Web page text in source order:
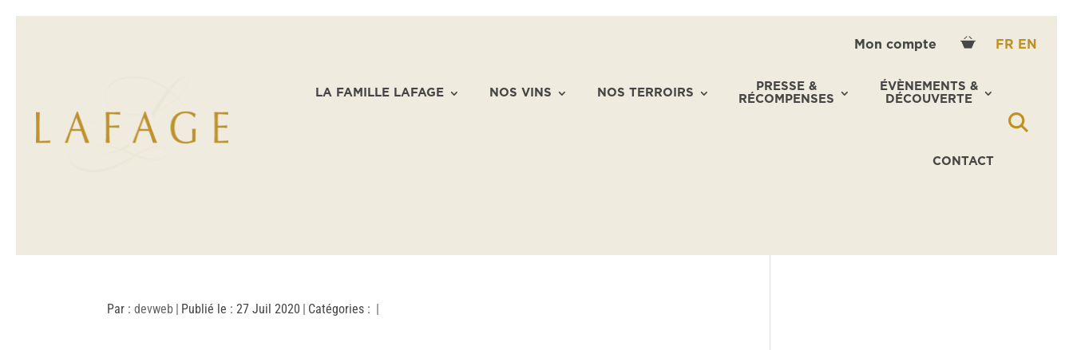
Mon compte FR EN
LA FAMILLE LAFAGE NOS VINS NOS TERROIRS
PRESSE &
RÉCOMPENSES
ÉVÈNEMENTS &
DÉCOUVERTE
CONTACT
Par :devweb | Publié le : 27 Juil 2020 | Catégories : |